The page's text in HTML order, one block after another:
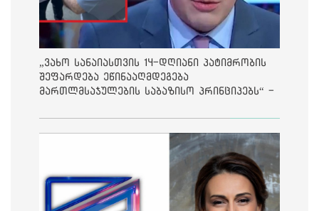
„ვახო სანაიასთვის 14-დღიანი პატიმრობის
შეფარდება ეწინააღმდეგება
მართლმსაჯულების საბაზისო პრინციპებს“ -